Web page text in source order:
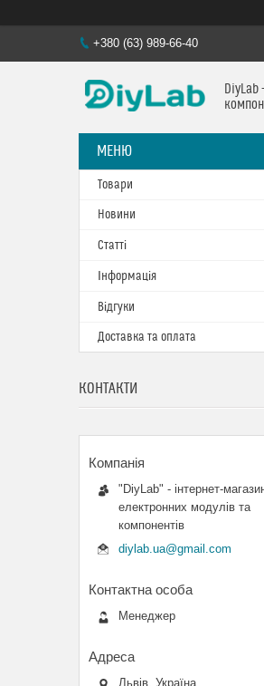
+380 (63) 989-66-40
DiyLab
Товари
Новини
Статті
Інформація
Відгуки
Доставка та оплата
КОНТАКТИ
"DiyLab" - інтернет-
електронних модулів та
компонентів
diylab.ua@gmail.com
Менеджер
Львів, Україна